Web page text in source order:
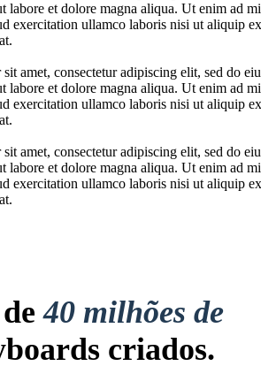
labore et dolore magna aliqua. Ut enim ad
exercitation ullamco laboris nisi ut aliquip
amet, consectetur adipiscing elit, sed do
labore et dolore magna aliqua. Ut enim ad
exercitation ullamco laboris nisi ut aliquip
amet, consectetur adipiscing elit, sed do
labore et dolore magna aliqua. Ut enim ad
exercitation ullamco laboris nisi ut aliquip
40 milhões de
criados.